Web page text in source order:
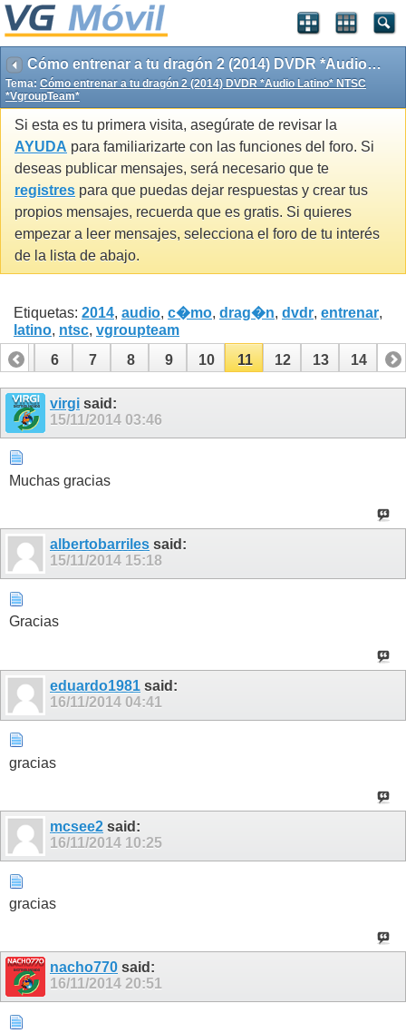
Cómo entrenar a tu dragón 2 (2014) DVDR *Audio Latino* NTSC *VgroupTeam*
Tema: Cómo entrenar a tu dragón 2 (2014) DVDR *Audio Latino* NTSC
*VgroupTeam*
Si esta es tu primera visita, asegúrate de revisar la
AYUDA para familiarizarte con las funciones del foro. Si
deseas publicar mensajes, será necesario que te
registres para que puedas dejar respuestas y crear tus
propios mensajes, recuerda que es gratis. Si quieres
empezar a leer mensajes, selecciona el foro de tu interés
de la lista de abajo.
Etiquetas: 2014, audio, c�mo, drag�n, dvdr, entrenar,
latino, ntsc, vgroupteam
5
6 7 8 9 10 11 12 13 14
virgi said:
15/11/2014 03:46
Muchas gracias
albertobarriles said:
15/11/2014 15:18
Gracias
eduardo1981 said:
16/11/2014 04:41
gracias
mcsee2 said:
16/11/2014 10:25
gracias
nacho770 said:
16/11/2014 20:51